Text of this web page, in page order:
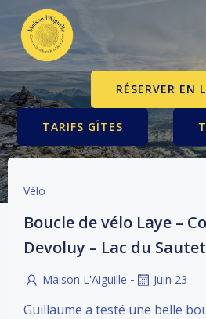
RÉSERVER EN
TARIFS GÎTES
Vélo
Boucle de vélo Laye –
Devoluy – Lac du Sautet
Maison L'Aiguille - Juin 23
Guillaume a testé une belle